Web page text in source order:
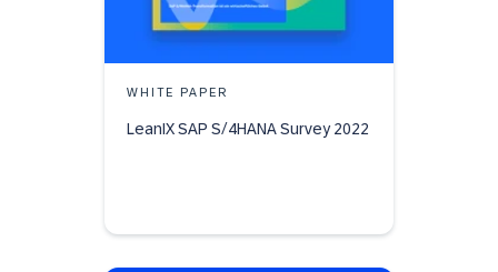
WHITE PAPER
LeanIX SAP S/4HANA Survey 2022